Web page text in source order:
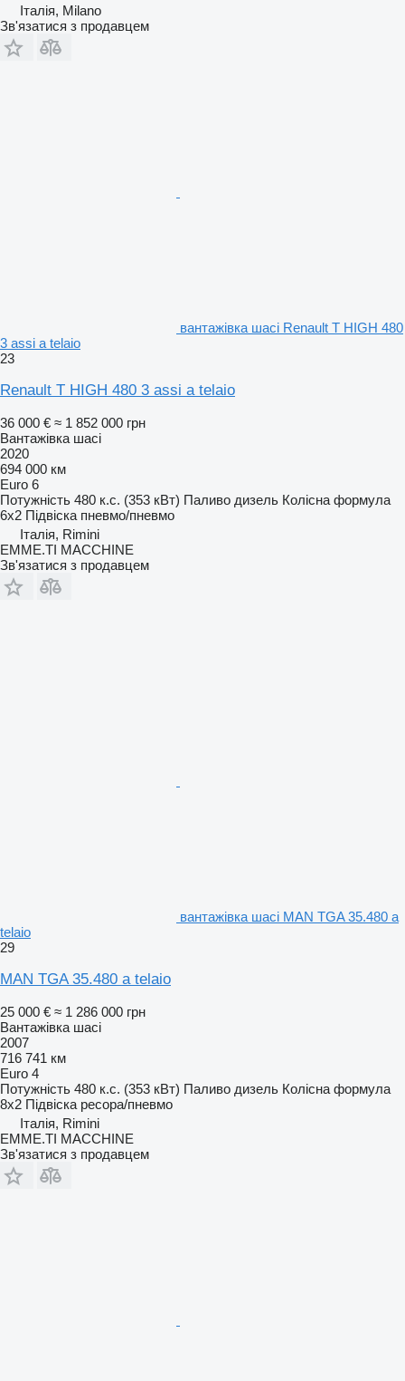
Італія, Milano
Зв'язатися з продавцем
вантажівка шасі Renault T HIGH 480
3 assi a telaio
23
Renault T HIGH 480 3 assi a telaio
36 000 € ≈ 1 852 000 грн
Вантажівка шасі
2020
694 000 км
Euro 6
Потужність 480 к.с. (353 кВт) Паливо дизель Колісна формула
6x2 Підвіска пневмо/пневмо
Італія, Rimini
EMME.TI MACCHINE
Зв'язатися з продавцем
вантажівка шасі MAN TGA 35.480 a
telaio
29
MAN TGA 35.480 a telaio
25 000 € ≈ 1 286 000 грн
Вантажівка шасі
2007
716 741 км
Euro 4
Потужність 480 к.с. (353 кВт) Паливо дизель Колісна формула
8x2 Підвіска ресора/пневмо
Італія, Rimini
EMME.TI MACCHINE
Зв'язатися з продавцем